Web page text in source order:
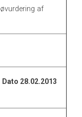
af
Dato 28.02.2013